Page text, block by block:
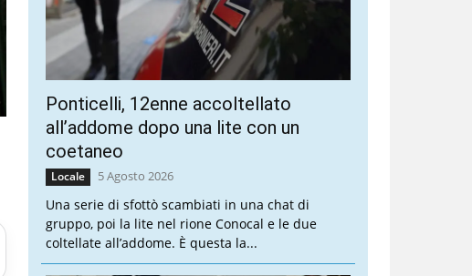
Ponticelli, 12enne accoltellato
all’addome dopo una lite con un
coetaneo
Locale 5 Agosto 2026
Una serie di sfottò scambiati in una chat di
gruppo, poi la lite nel rione Conocal e le due
coltellate all’addome. È questa la...